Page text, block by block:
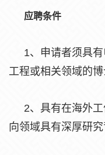
应聘条件
1、申请者须具
工程或相关领域的博
2、具有在海外
向领域具有深厚研究